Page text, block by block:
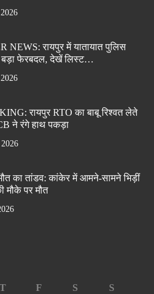
NEWS: रायपुर में यातायात पुलिस
बड़ा फेरबदल, देखें लिस्ट…
रायपुर RTO का बाबू रिश्वत लेते
ने रंगे हाथ पकड़ा
का तांडव: कांकेर में आमने-सामने भिड़ीं
मौके पर मौत
T F S
S